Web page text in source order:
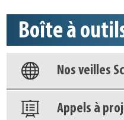
Boîte à
Base
Nos veilles
Appels à